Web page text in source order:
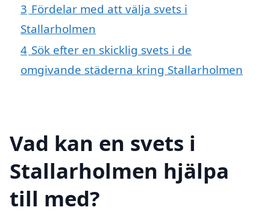
3 Fördelar med att välja svets i
Stallarholmen
4 Sök efter en skicklig svets i de
omgivande städerna kring Stallarholmen
Vad kan en svets i
Stallarholmen hjälpa
till med?